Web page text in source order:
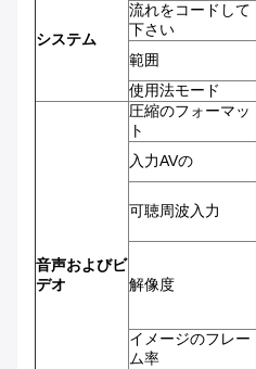
システム
流れをコードして
下さい
範囲
使用法モード
音声およびビ
デオ
圧縮のフォーマッ
ト
入力AVの
可聴周波入力
解像度
イメージのフレー
ム率